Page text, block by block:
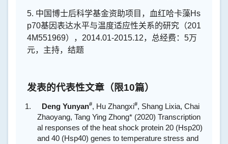
5. 中国博士后科学基金资助项目，血红哈卡藻Hs
p70基因表达水平与温度适应性关系的研究（201
4M551969）， 2014.01-2015.12，总经费： 5万
元，主持，结题
发表的代表性文章（限10篇）
1. Deng Yunyan#, Hu Zhangxi#, Shang Lixia, Chai
Zhaoyang, Tang Ying Zhong* (2020) Transcription
al responses of the heat shock protein 20 (Hsp20)
and 40 (Hsp40) genes to temperature stress and